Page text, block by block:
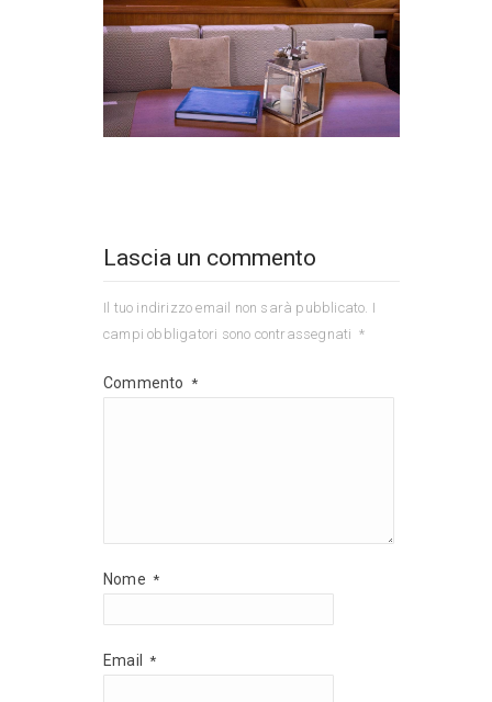
Lascia un commento
Il tuo indirizzo email non sarà pubblicato. I
campi obbligatori sono contrassegnati *
Commento *
Nome *
Email *